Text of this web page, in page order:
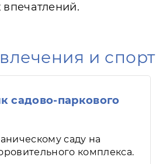
и спорт
садово-паркового
саду на
комплекса.